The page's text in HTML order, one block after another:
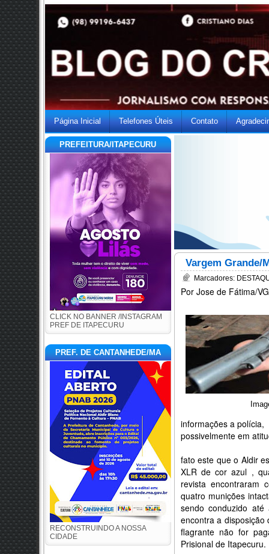
Página Inicial Telefones Úteis Contato
PREFEITURA/ITAPECURU
CLICK NO BANNER /INSTAGRAM
PREF DE ITAPECURU
PREF. DE CANTANHEDE/MA
RECONSTRUINDO A NOSSA
CIDADE
Vargem Grande/
Marcadores:
Por Jose de Fátima/VG
informações a polícia,
possivelmente em
fato este que o Aldir
XLR de cor azul ,
revista encontraram
quatro munições
sendo conduzido
encontra a
flagrante não for
Prisional de Itapecuru.